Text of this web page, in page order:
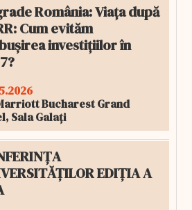
România: Viața după
Cum evităm
investițiilor în
Bucharest Grand
Sala Galați
EDIȚIA A